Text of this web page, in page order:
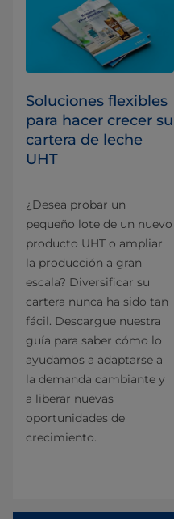
Soluciones flexibles
para hacer crecer su
cartera de leche
UHT
¿Desea probar un
pequeño lote de un nuevo
producto UHT o ampliar
la producción a gran
escala? Diversificar su
cartera nunca ha sido tan
fácil. Descargue nuestra
guía para saber cómo lo
ayudamos a adaptarse a
la demanda cambiante y
a liberar nuevas
oportunidades de
crecimiento.